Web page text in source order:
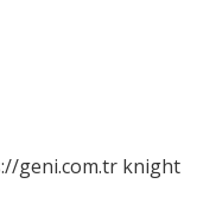
geni.com.tr knight